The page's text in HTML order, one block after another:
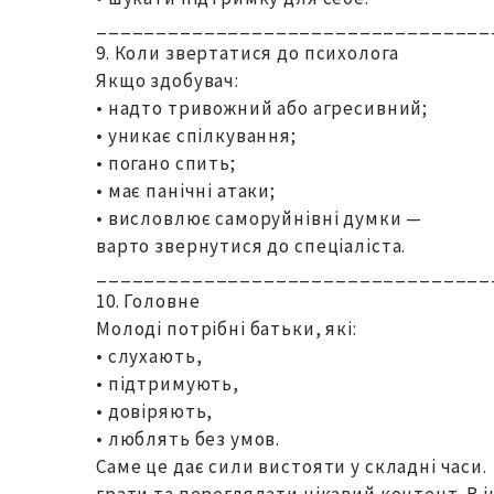
9. Коли звертатися до психолога
Якщо здобувач:
• надто тривожний або агресивний;
• уникає спілкування;
• погано спить;
• має панічні атаки;
• висловлює саморуйнівні думки —
варто звернутися до спеціаліста.
10. Головне
Молоді потрібні батьки, які:
• слухають,
• підтримують,
• довіряють,
• люблять без умов.
Саме це дає сили вистояти у складні часи.